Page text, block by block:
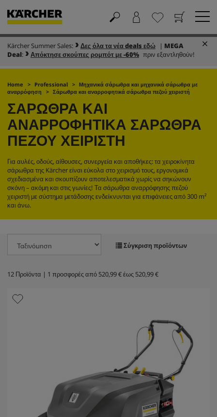
Καλάθι
Αγαπημένα
Kärcher Summer Sales: Δες όλα τα νέα deals εδώ | MEGA
Deal: Απόκτησε σκούπες ρομπότ με -60% πριν εξαντληθούν!
Home Professional
Μηχανικά σάρωθρα και μηχανικά σάρωθρα με
αναρρόφηση
Σάρωθρα και αναρροφητικά σάρωθρα πεζού χειριστή
ΣΆΡΩΘΡΑ ΚΑΙ
ΑΝΑΡΡΟΦΗΤΙΚΆ ΣΆΡΩΘΡΑ
ΠΕΖΟΎ ΧΕΙΡΙΣΤΉ
Για αυλές, οδούς, αίθουσες, συνεργεία και αποθήκες: τα χειροκίνητα
σάρωθρα της Kärcher είναι εύκολα στο χειρισμό τους, εργονομικά
σχεδιασμένα και σκουπίζουν αποτελεσματικά χωρίς να σηκώνουν
σκόνη – ακόμη και στις γωνίες! Τα σάρωθρα αναρρόφησης πεζού
χειριστή με σύστημα μετάδοσης ενδείκνυνται για επιφάνειες από 300 m²
και άνω.
Σύγκριση προϊόντων
12 Προϊόντα | 1 προσφορές από 520,99 €έως 520,99 €